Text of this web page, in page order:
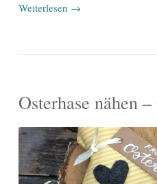
Weiterlesen →
Osterhase nähen